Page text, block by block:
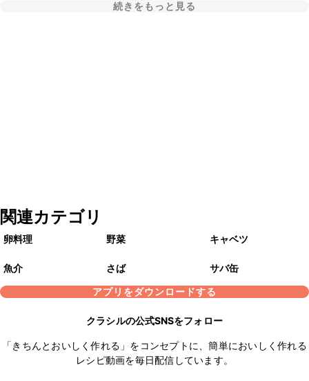
続きをもっと見る
関連カテゴリ
卵料理 野菜 キャベツ
魚介 さば
サバ缶
アプリをダウンロードする
クラシルの公式SNSをフォロー
「きちんとおいしく作れる」をコンセプトに、簡単においしく作れる
レシピ動画を毎日配信しています。